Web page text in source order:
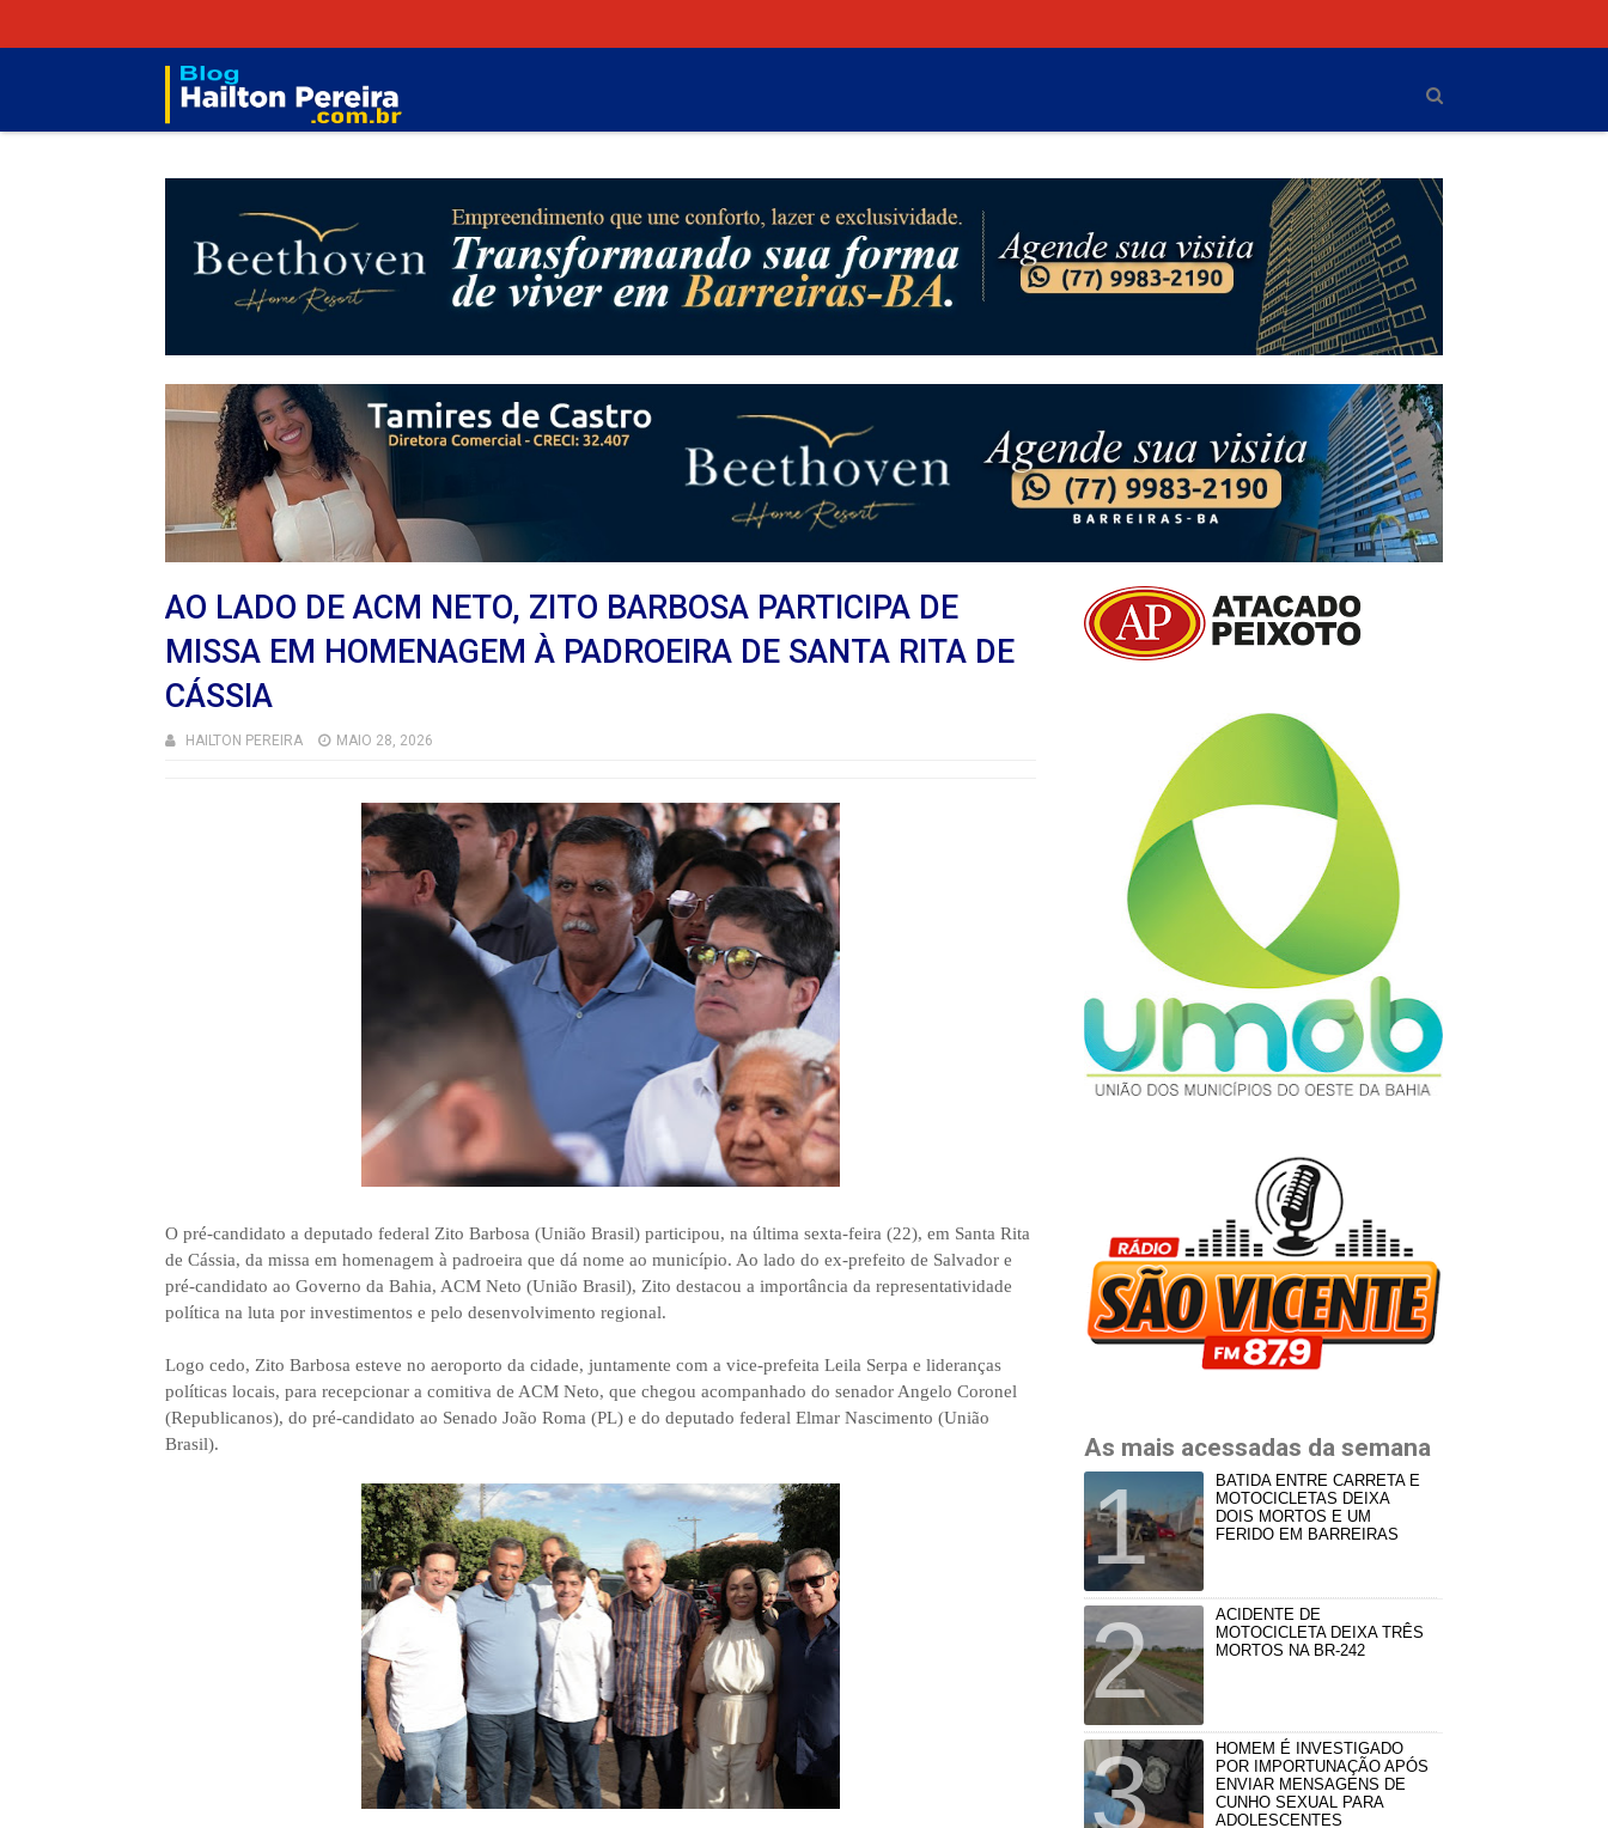
AO LADO DE ACM NETO, ZITO BARBOSA PARTICIPA DE
MISSA EM HOMENAGEM À PADROEIRA DE SANTA RITA DE
CÁSSIA
HAILTON PEREIRA MAIO 28, 2026
O pré-candidato a deputado federal Zito Barbosa (União Brasil) participou, na última sexta-feira (22), em Santa Rita
de Cássia, da missa em homenagem à padroeira que dá nome ao município. Ao lado do ex-prefeito de Salvador e
pré-candidato ao Governo da Bahia, ACM Neto (União Brasil), Zito destacou a importância da representatividade
política na luta por investimentos e pelo desenvolvimento regional.
Logo cedo, Zito Barbosa esteve no aeroporto da cidade, juntamente com a vice-prefeita Leila Serpa e lideranças
políticas locais, para recepcionar a comitiva de ACM Neto, que chegou acompanhado do senador Angelo Coronel
(Republicanos), do pré-candidato ao Senado João Roma (PL) e do deputado federal Elmar Nascimento (União
Brasil).
As mais acessadas da semana
BATIDA ENTRE CARRETA E
MOTOCICLETAS DEIXA
DOIS MORTOS E UM
FERIDO EM BARREIRAS
ACIDENTE DE
MOTOCICLETA DEIXA TRÊS
MORTOS NA BR-242
HOMEM É INVESTIGADO
POR IMPORTUNAÇÃO APÓS
ENVIAR MENSAGENS DE
CUNHO SEXUAL PARA
ADOLESCENTES